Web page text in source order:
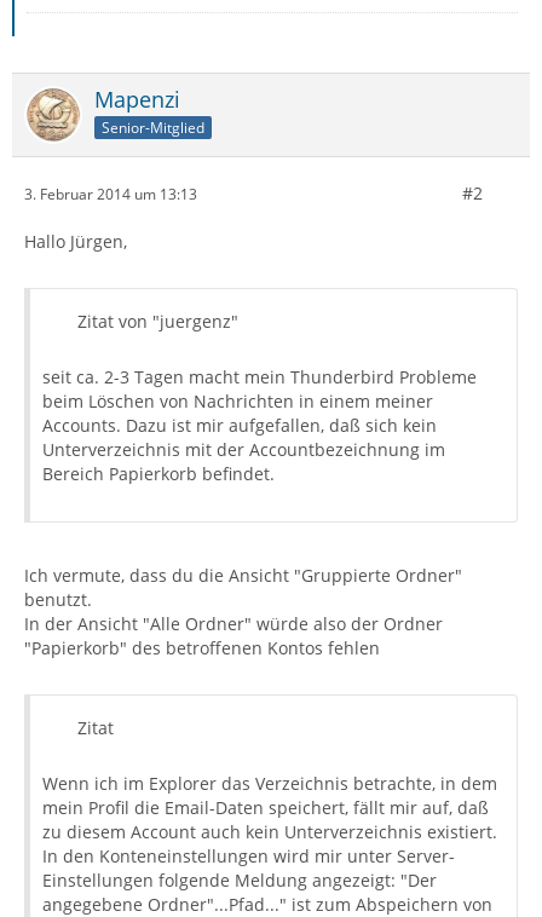
Mapenzi
Senior-Mitglied
3. Februar 2014 um 13:13 #2
Hallo Jürgen,
Zitat von "juergenz"
seit ca. 2-3 Tagen macht mein Thunderbird Probleme
beim Löschen von Nachrichten in einem meiner
Accounts. Dazu ist mir aufgefallen, daß sich kein
Unterverzeichnis mit der Accountbezeichnung im
Bereich Papierkorb befindet.
Ich vermute, dass du die Ansicht "Gruppierte Ordner"
benutzt.
In der Ansicht "Alle Ordner" würde also der Ordner
"Papierkorb" des betroffenen Kontos fehlen
Zitat
Wenn ich im Explorer das Verzeichnis betrachte, in dem
mein Profil die Email-Daten speichert, fällt mir auf, daß
zu diesem Account auch kein Unterverzeichnis existiert.
In den Konteneinstellungen wird mir unter Server-
Einstellungen folgende Meldung angezeigt: "Der
angegebene Ordner"...Pfad..." ist zum Abspeichern von